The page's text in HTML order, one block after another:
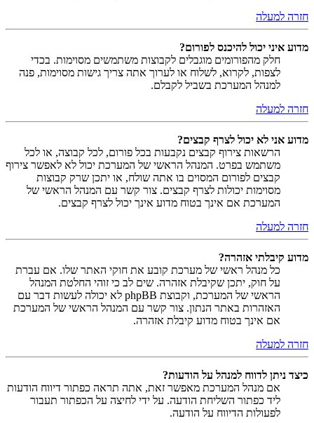
חזרה למעלה
מדוע איני יכול להיכנס לפורום?
חלק מהפורומים מוגבלים לקבוצות משתמשים מסוימות. בכדי
לצפות, לקרוא, לשלוח או לערוך אתה צריך גישות מסוימות, פנה
למנהל המערכת בשביל לקבלם.
חזרה למעלה
מדוע אני לא יכול לצרף קבצים?
הרשאות צירוף קבצים נקבעות בכל פורום, לכל קבוצה, או לכל
משתמש בפרט. המנהל הראשי של המערכת יכול לא לאפשר צירוף
קבצים לפורום המסוים בו אתה שולח, או יתכן שרק קבוצות
מסוימות יכולות לצרף קבצים. צור קשר עם המנהל הראשי של
המערכת אם אינך בטוח מדוע אינך יכול לצרף קבצים.
חזרה למעלה
מדוע קיבלתי אזהרה?
כל מנהל ראשי של מערכת קובע את חוקי האתר שלו. אם עברת
על חוק, יתכן שקיבלת אזהרה. שים לב כי זוהי החלטת המנהל
הראשי של המערכת, וקבוצת phpBB לא יכולה לעשות דבר עם
האזהרות באתר הנתון. צור קשר עם המנהל הראשי של המערכת
אם אינך בטוח מדוע קיבלת אזהרה.
חזרה למעלה
כיצד ניתן לדווח למנהל על הודעות?
אם מנהל המערכת מאפשר זאת, אתה תראה כפתור דיווח הודעות
ליד כפתור השליחת הודעה. על ידי לחיצה על הכפתור תעבור
לפעולות הדיווח על הודעה.